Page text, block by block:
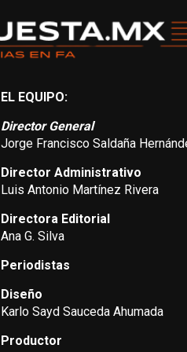
EL EQUIPO:
Director General
Jorge Francisco Saldaña
Director Administrativo
Luis Antonio Martínez Rivera
Directora Editorial
Ana G. Silva
Periodistas
Diseño
Karlo Sayd Sauceda Ahumada
Productor